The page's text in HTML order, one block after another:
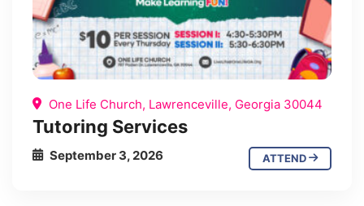
One Life Church, Lawrenceville, Georgia 30044
Tutoring Services
September 3, 2026 ATTEND